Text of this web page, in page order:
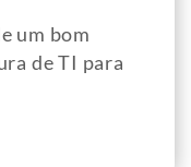
um bom
de TI para